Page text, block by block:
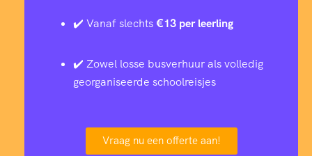
✔️ Vanaf slechts€13 per leerling
✔️ Zowel losse busverhuur als volledig
georganiseerde schoolreisjes
Vraag nu een offerte aan!